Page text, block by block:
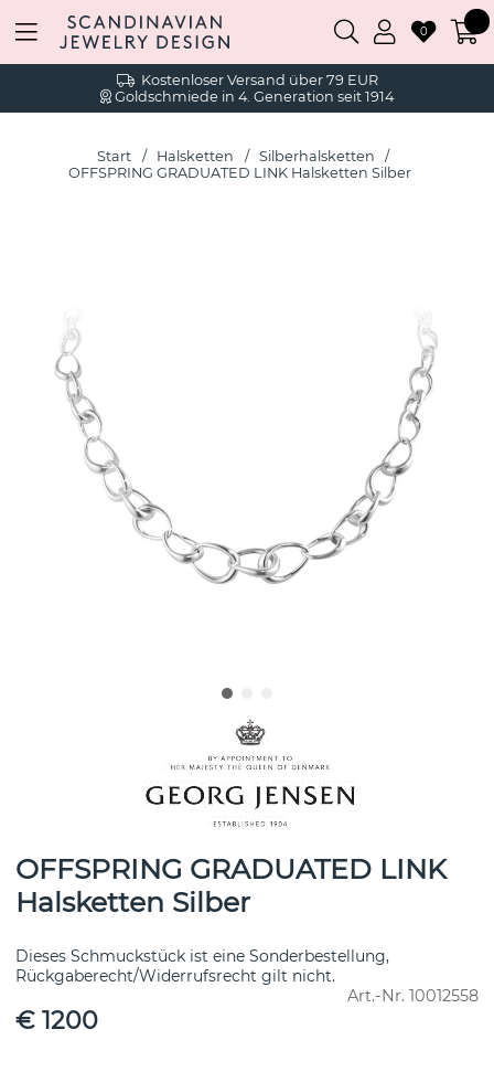
Kostenloser Versand über 79 EUR
Goldschmiede in 4. Generation seit 1914
0
Start Halsketten
Silberhalsketten
OFFSPRING GRADUATED LINK Halsketten Silber
OFFSPRING GRADUATED LINK
Halsketten Silber
Dieses Schmuckstück ist eine Sonderbestellung,
Rückgaberecht/Widerrufsrecht gilt nicht.
Art.-Nr. 10012558
€ 1200